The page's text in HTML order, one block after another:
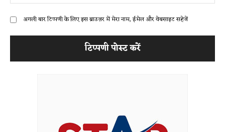
अगली बार टिप्पणी के लिए इस ब्राउज़र में मेरा नाम, ईमेल और वेबसाइट सहेजें